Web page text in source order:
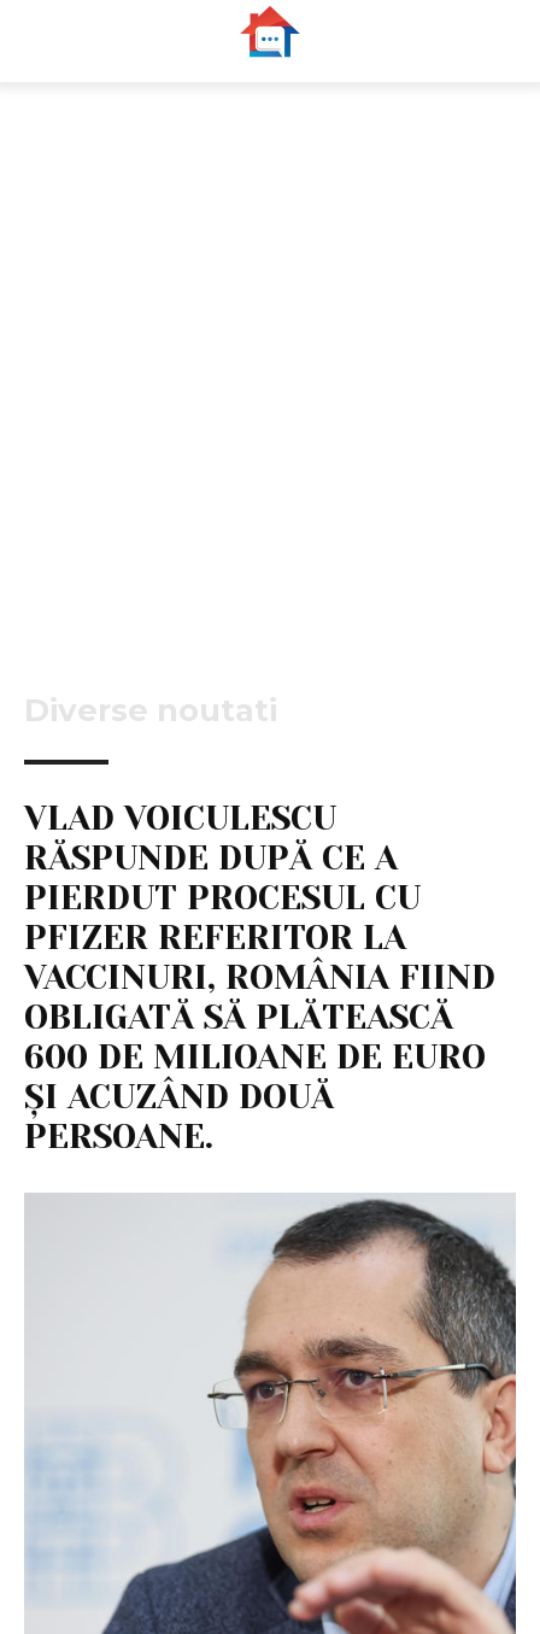
Diverse noutati
VLAD VOICULESCU
RĂSPUNDE DUPĂ CE A
PIERDUT PROCESUL CU
PFIZER REFERITOR LA
VACCINURI, ROMÂNIA FIIND
OBLIGATĂ SĂ PLĂTEASCĂ
600 DE MILIOANE DE EURO
ȘI ACUZÂND DOUĂ
PERSOANE.